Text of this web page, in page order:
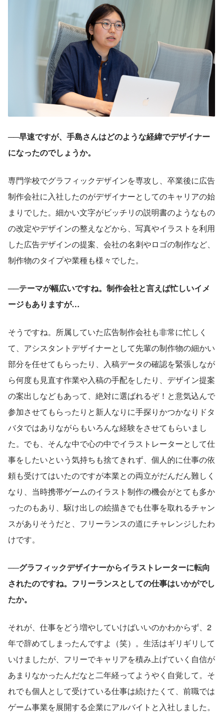
──早速ですが、手島さんはどのような経緯でデザイナー
になったのでしょうか。
専門学校でグラフィックデザインを専攻し、卒業後に広告
制作会社に入社したのがデザイナーとしてのキャリアの始
まりでした。細かい文字がビッチリの説明書のようなもの
の改定やデザインの整えなどから、写真やイラストを利用
した広告デザインの提案、会社の名刺やロゴの制作など、
制作物のタイプや業種も様々でした。
──テーマが幅広いですね。制作会社と言えば忙しいイメ
ージもありますが…
そうですね。所属していた広告制作会社も非常に忙しく
て、アシスタントデザイナーとして先輩の制作物の細かい
部分を任せてもらったり、入稿データの確認を緊張しなが
ら何度も見直す作業や入稿の手配をしたり、デザイン提案
の案出しなどもあって、絶対に選ばれるぞ！と意気込んで
参加させてもらったりと新人なりに手探りかつかなりドタ
バタではありながらもいろんな経験をさせてもらいまし
た。でも、そんな中で心の中でイラストレーターとして仕
事をしたいという気持ちも捨てきれず、個人的に仕事の依
頼も受けてはいたのですが本業との両立がだんだん難しく
なり、当時携帯ゲームのイラスト制作の機会がとても多か
ったのもあり、駆け出しの絵描きでも仕事を取れるチャン
スがありそうだと、フリーランスの道にチャレンジしたわ
けです。
──グラフィックデザイナーからイラストレーターに転向
されたのですね。フリーランスとしての仕事はいかがでし
たか。
それが、仕事をどう増やしていけばいいのかわからず、2
年で辞めてしまったんですよ（笑）。生活はギリギリして
いけましたが、フリーでキャリアを積み上げていく自信が
あまりなかったんだなと二年経ってようやく自覚して。そ
れでも個人として受けている仕事は続けたくて、前職では
ゲーム事業を展開する企業にアルバイトと入社しました。